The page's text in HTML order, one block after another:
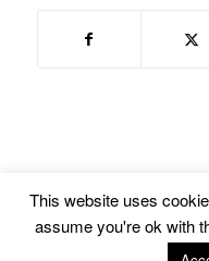
© Copyright -Euskal Herriko
This website uses
assume you're ok with